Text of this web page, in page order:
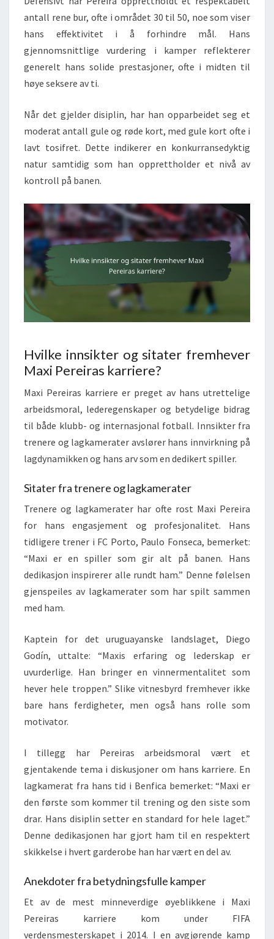
antall rene bur, ofte i området 30 til 50, noe som viser
hans effektivitet i å forhindre mål. Hans
gjennomsnittlige vurdering i kamper reflekterer
generelt hans solide prestasjoner, ofte i midten til
høye seksere av ti.
Når det gjelder disiplin, har han opparbeidet seg et
moderat antall gule og røde kort, med gule kort ofte i
lavt tosifret. Dette indikerer en konkurransedyktig
natur samtidig som han opprettholder et nivå av
kontroll på banen.
Hvilke innsikter og sitater fremhever
Maxi Pereiras karriere?
Maxi Pereiras karriere er preget av hans utrettelige
arbeidsmoral, lederegenskaper og betydelige bidrag
til både klubb- og internasjonal fotball. Innsikter fra
trenere og lagkamerater avslører hans innvirkning på
lagdynamikken og hans arv som en dedikert spiller.
Sitater fra trenere og lagkamerater
Trenere og lagkamerater har ofte rost Maxi Pereira
for hans engasjement og profesjonalitet. Hans
tidligere trener i FC Porto, Paulo Fonseca, bemerket:
“Maxi er en spiller som gir alt på banen. Hans
dedikasjon inspirerer alle rundt ham.” Denne følelsen
gjenspeiles av lagkamerater som har spilt sammen
med ham.
Kaptein for det uruguayanske landslaget, Diego
Godín, uttalte: “Maxis erfaring og lederskap er
uvurderlige. Han bringer en vinnermentalitet som
hever hele troppen.” Slike vitnesbyrd fremhever ikke
bare hans ferdigheter, men også hans rolle som
motivator.
I tillegg har Pereiras arbeidsmoral vært et
gjentakende tema i diskusjoner om hans karriere. En
lagkamerat fra hans tid i Benfica bemerket: “Maxi er
den første som kommer til trening og den siste som
drar. Hans disiplin setter en standard for hele laget.”
Denne dedikasjonen har gjort ham til en respektert
skikkelse i hvert garderobe han har vært en del av.
Anekdoter fra betydningsfulle kamper
Et av de mest minneverdige øyeblikkene i Maxi
Pereiras karriere kom under FIFA
verdensmesterskapet i 2014. I en avgjørende kamp